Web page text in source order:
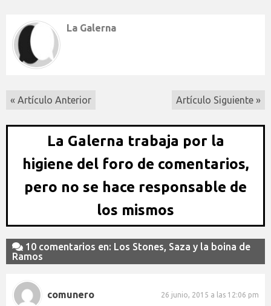
La Galerna
« Artículo Anterior Artículo Siguiente »
La Galerna trabaja por la
higiene del foro de comentarios,
pero no se hace responsable de
los mismos
10 comentarios en: Los Stones, Saza y la boina de
Ramos
comunero 26 junio, 2015 a las 12:06 pm